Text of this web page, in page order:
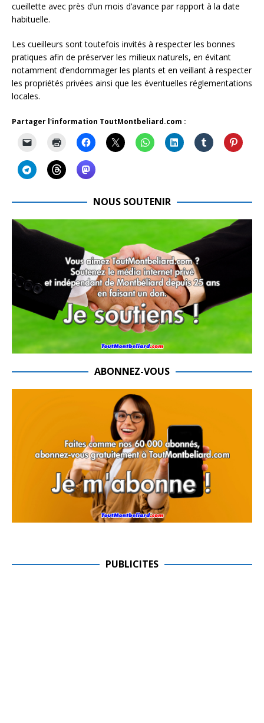
cueillette avec près d’un mois d’avance par rapport à la date
habituelle.
Les cueilleurs sont toutefois invités à respecter les bonnes
pratiques afin de préserver les milieux naturels, en évitant
notamment d’endommager les plants et en veillant à respecter
les propriétés privées ainsi que les éventuelles réglementations
locales.
Partager l'information ToutMontbeliard.com :
NOUS SOUTENIR
ABONNEZ-VOUS
PUBLICITES